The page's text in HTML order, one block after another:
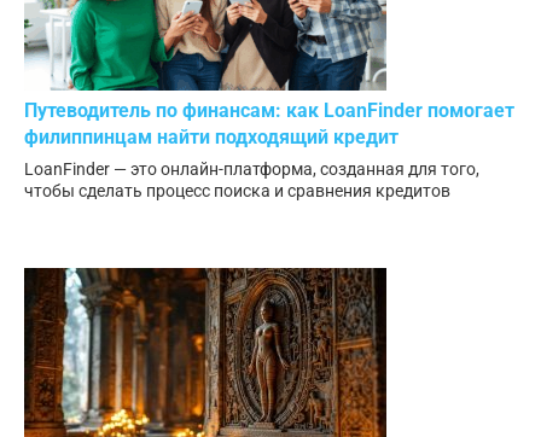
Путеводитель по финансам: как LoanFinder помогает
филиппинцам найти подходящий кредит
LoanFinder — это онлайн-платформа, созданная для того,
чтобы сделать процесс поиска и сравнения кредитов